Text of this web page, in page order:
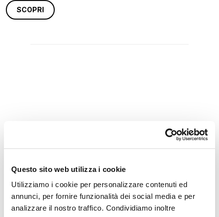
Questo sito web utilizza i cookie
Utilizziamo i cookie per personalizzare contenuti ed
annunci, per fornire funzionalità dei social media e per
analizzare il nostro traffico. Condividiamo inoltre
SCOPRI